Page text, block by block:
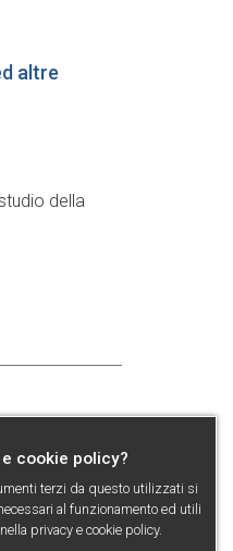
altre
della
cookie policy?
terzi da questo utilizzati si
al funzionamento ed utili
privacy e cookie policy.